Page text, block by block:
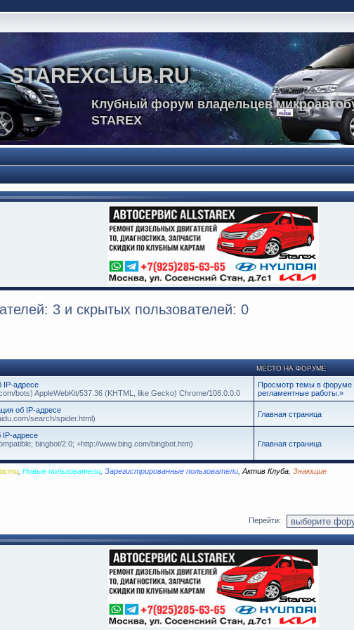
STAREXCLUB.RU
Клубный форум владельцев
STAREX
3 и скрытых пользователей: 0
МЕСТО НА ФОРУМЕ
IP-адресе
bots) AppleWebKit/537.36 (KHTML, like Gecko) Chrome/108.0.0.0
Просмотр темы в форуме
регламентные работы.»
об IP-адресе
search/spider.html)
Главная страница
адресе
bingbot/2.0; +http://www.bing.com/bingbot.htm)
Главная страница
Новые пользователи Зарегистрированные пользователи Актив Клуба Знающие
Перейти: